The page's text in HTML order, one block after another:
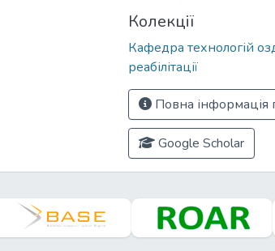
Колекції
Кафедра технологій
реабілітації
Повна інформація
Google Scholar